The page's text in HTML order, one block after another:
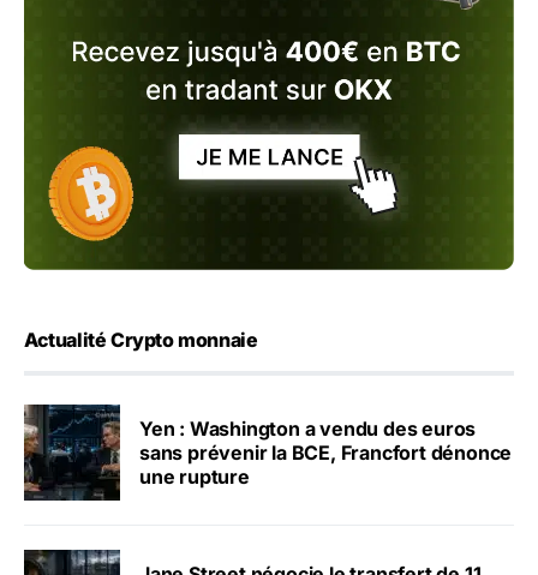
Actualité Crypto monnaie
Yen : Washington a vendu des euros
sans prévenir la BCE, Francfort dénonce
une rupture